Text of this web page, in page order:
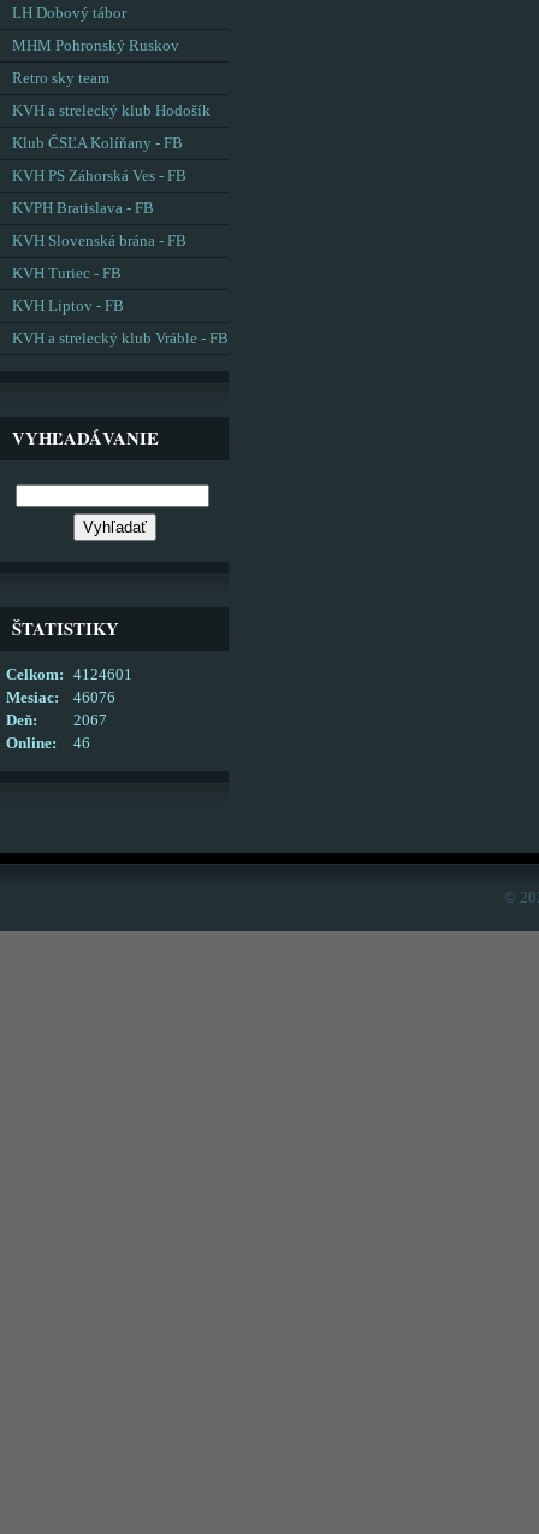
LH Dobový tábor
MHM Pohronský Ruskov
Retro sky team
KVH a strelecký klub Hodošík
Klub ČSĽA Kolíňany - FB
KVH PS Záhorská Ves - FB
KVPH Bratislava - FB
KVH Slovenská brána - FB
KVH Turiec - FB
KVH Liptov - FB
KVH a strelecký klub Vráble - FB
VYHĽADÁVANIE
ŠTATISTIKY
Online: 46
Celkom:
4124601
Mesiac:
46076
Deň:
2067
©